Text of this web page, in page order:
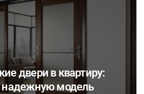
двери в квартиру:
надежную модель